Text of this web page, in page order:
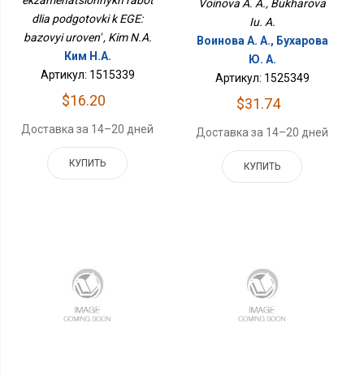
dlia podgotovki k EGE:
bazovyi uroven' , Kim N.A.
Ким Н.А.
Артикул: 1515339
$16.20
Доставка за 14–20 дней
КУПИТЬ
Voinova A. A., Bukharova
Iu. A.
Воинова А. А., Бухарова
Ю. А.
Артикул: 1525349
$31.74
Доставка за 14–20 дней
КУПИТЬ